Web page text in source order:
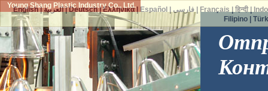
Young Shang Plastic Industry Co., Ltd.
English|العربية|Deutsch|Ελληνικά| Español فارسی| Français हिन्दी|
Filipino|